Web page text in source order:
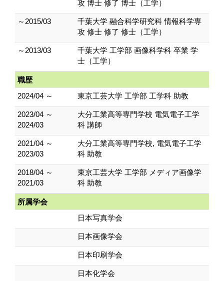
攻 博士 修了 博士（工学）
～2015/03
千葉大学 融合科学研究科 情報科学専
攻 修士 修了 修士（工学）
～2013/03
千葉大学 工学部 画像科学科 卒業 学
士（工学）
職歴
2024/04 ～
東京工芸大学 工学部 工学科 助教
2023/04 ～
2024/03
大分工業高等専門学校 電気電子工学
科 講師
2021/04 ～
2023/03
大分工業高等専門学校, 電気電子工学
科 助教
2018/04 ～
2021/03
東京工芸大学 工学部 メディア画像学
科 助教
所属学会
日本写真学会
日本画像学会
日本印刷学会
日本化学会